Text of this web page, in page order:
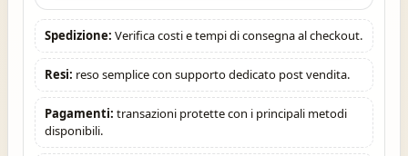
Spedizione: Verifica costi e tempi di consegna al checkout.
Resi: reso semplice con supporto dedicato post vendita.
Pagamenti: transazioni protette con i principali metodi
disponibili.